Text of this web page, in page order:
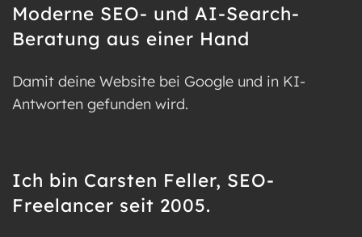
Moderne SEO- und AI-Search-
Beratung aus einer Hand
Damit deine Website bei Google und in KI-
Antworten gefunden wird.
Ich bin Carsten Feller, SEO-
Freelancer seit 2005.